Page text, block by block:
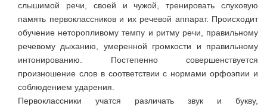
слышимой речи, своей и чужой, тренировать слуховую
память первоклассников и их речевой аппарат. Происходит
обучение неторопливому темпу и ритму речи, правильному
речевому дыханию, умеренной громкости и правильному
интонированию. Постепенно совершенствуется
произношение слов в соответствии с нормами орфоэпии и
соблюдением ударения.
Первоклассники учатся различать звук и букву,